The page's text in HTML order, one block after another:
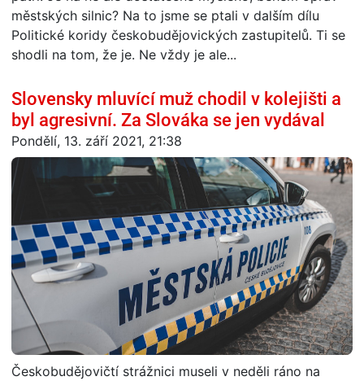
městských silnic? Na to jsme se ptali v dalším dílu
Politické koridy českobudějovických zastupitelů. Ti se
shodli na tom, že je. Ne vždy je ale...
Slovensky mluvící muž chodil v kolejišti a
byl agresivní. Za Slováka se jen vydával
Pondělí, 13. září 2021, 21:38
Českobudějovičtí strážnici museli v neděli ráno na